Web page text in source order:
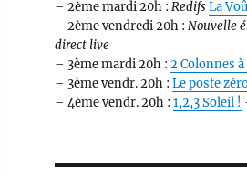
– 2ème mardi 20h : Redifs La
– 2ème vendredi 20h : Nouvelle
direct live
– 3ème mardi 20h : 2 Colonnes à
– 3ème vendr. 20h : Le poste
– 4ème vendr. 20h : 1,2,3 Soleil !